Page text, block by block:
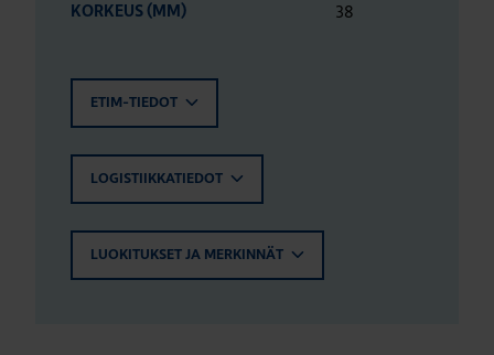
KORKEUS (MM) 38
ETIM-TIEDOT
LOGISTIIKKATIEDOT
LUOKITUKSET JA MERKINNÄT